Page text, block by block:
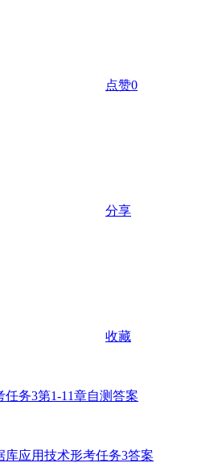
点赞0
分享
收藏
务3第1-11章自测答案
库应用技术形考任务3答案